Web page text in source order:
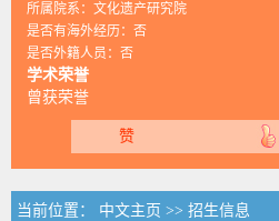
所属院系：文化遗产研究院
是否有海外经历：否
是否外籍人员：否
学术荣誉
曾获荣誉
赞
当前位置： 中文主页 >> 招生信息